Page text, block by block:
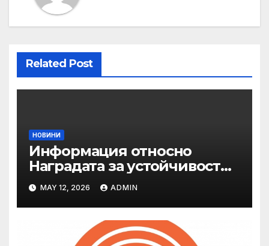
Related Post
НОВИНИ
Информация относно
Наградата за устойчивост
на ОАЕ „Зайед“
MAY 12, 2026 ADMIN